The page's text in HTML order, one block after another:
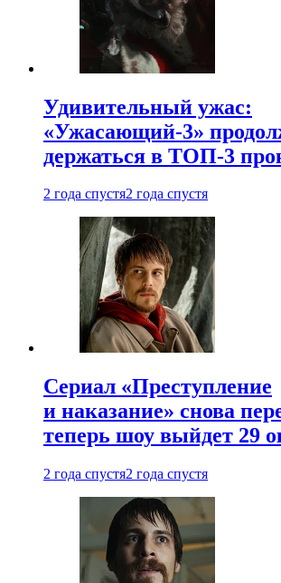
Удивительный ужас:
«Ужасающий-3»
держаться в ТОП-3
2 года спустя2 года спустя
Сериал «Преступление
и наказание» снова
теперь шоу выйдет 29
2 года спустя2 года спустя